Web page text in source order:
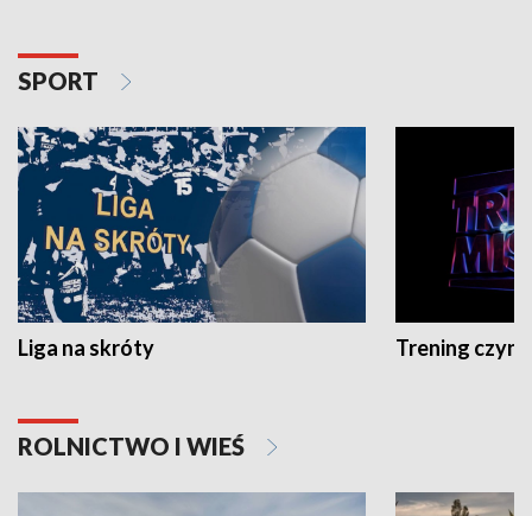
SPORT
Liga na skróty Trening czyni
ROLNICTWO I WIEŚ